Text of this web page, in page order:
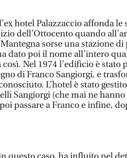
hotel Palazzaccio affonda
dell’Ottocento quando
sorse una stazione di
dato poi il nome all’intero
così. Nel 1974 l’edificio è
di Franco Sangiorgi, e
L’hotel è stato
Sangiorgi (che mai ne
passare a Franco e infine,